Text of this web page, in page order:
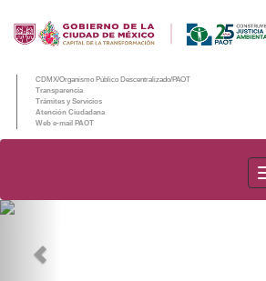
CDMX/Organismo Público Descentralizado/PAOT
Transparencia
Trámites y Servicios
Atención Ciudadana
Web e-mail PAOT